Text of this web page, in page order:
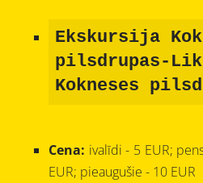
Ekskursija
pilsdrupas-
Kokneses
Cena: ivalīdi - 5 EUR;
EUR; pieaugušie - 10 EUR